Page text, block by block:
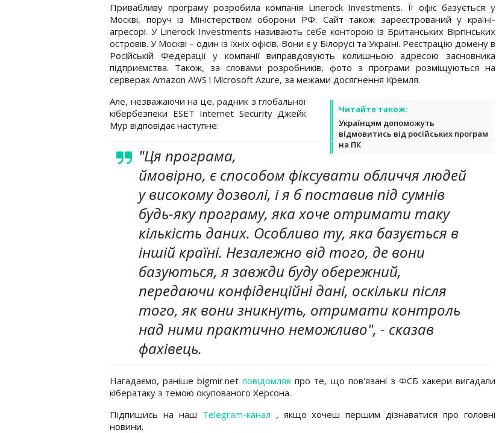
Привабливу програму розробила компанія Linerock Investments. Її офіс базується у
Москві, поруч із Міністерством оборони РФ. Сайт також зареєстрований у країні-
агресорі. У Linerock Investments називають себе конторою із Британських Віргінських
островів. У Москві – один із їхніх офісів. Вони є у Білорусі та Україні. Реєстрацію домену в
Російській Федерації у компанії виправдовують колишньою адресою засновника
підприємства. Також, за словами розробників, фото з програми розміщуються на
серверах Amazon AWS і Microsoft Azure, за межами досягнення Кремля.
Читайте також:
Українцям допоможуть
відмовитись від російських програм
на ПК
Але, незважаючи на це, радник з глобальної
кібербезпеки ESET Internet Security Джейк
Мур відповідає наступне:
"Ця програма,
ймовірно, є способом фіксувати обличчя людей
у високому дозволі, і я б поставив під сумнів
будь-яку програму, яка хоче отримати таку
кількість даних. Особливо ту, яка базується в
іншій країні. Незалежно від того, де вони
базуються, я завжди буду обережний,
передаючи конфіденційні дані, оскільки після
того, як вони зникнуть, отримати контроль
над ними практично неможливо", - сказав
фахівець.
Нагадаємо, раніше bigmir.netповідомляв про те, що пов'язані з ФСБ хакери вигадали
кібератаку з темою окупованого Херсона.
Підпишись на наш Telegram-канал , якщо хочеш першим дізнаватися про головні
новини.